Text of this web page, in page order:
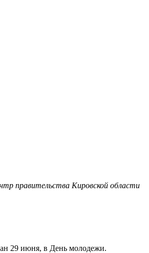
правительства Кировской области
29 июня, в День молодежи.